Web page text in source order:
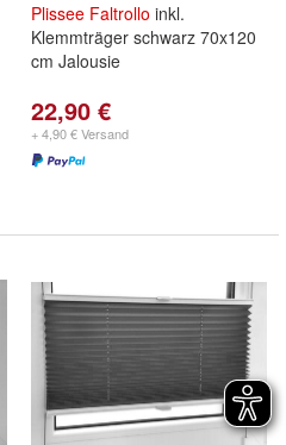
Plissee Faltrollo inkl.
Klemmträger schwarz 70x120
cm Jalousie
22,90 €
+ 4,90 € Versand